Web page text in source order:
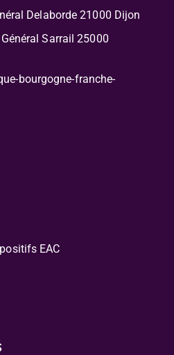
Delaborde 21000 Dijon
Sarrail 25000
bourgogne-franche-
EAC